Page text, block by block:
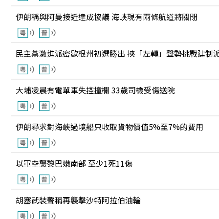
伊朗稱與阿曼接近達成協議 海峽現有兩條航道將關閉
民主黨激進派密歇根州初選勝出 挾「左轉」聲勢挑戰建制
大埔凌晨有電單車失控撞欄 33歲司機受傷送院
伊朗尋求對海峽過境船只收取貨物價值5%至7%的費用
以軍空襲黎巴嫩南部 至少1死11傷
胡塞武裝聲稱再襲擊沙特阿拉伯油輪